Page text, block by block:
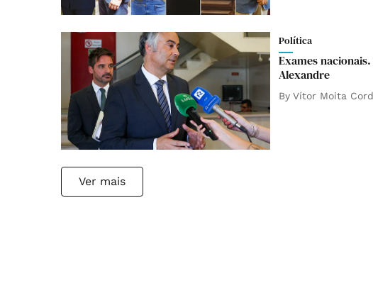
Política
Exames
Alexandre
By Vítor Moita
Ver mais